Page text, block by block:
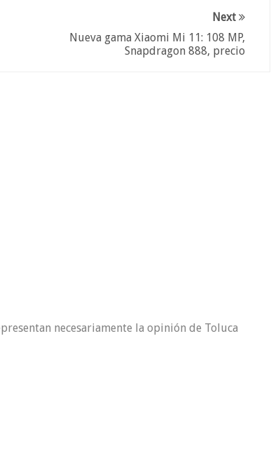
Next
Nueva gama Xiaomi Mi 11: 108 MP,
Snapdragon 888, precio
necesariamente la opinión de Toluca